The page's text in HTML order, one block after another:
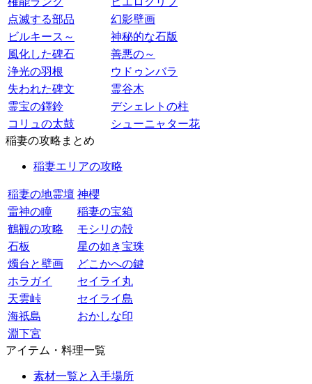
点滅する部品
幻影壁画
ビルキース～
神秘的な石版
風化した碑石
善悪の～
浄光の羽根
ウドゥンバラ
失われた碑文
霊谷木
霊宝の鐸鈴
デシェレトの柱
コリュの太鼓
シューニャター花
稲妻の攻略まとめ
稲妻エリアの攻略
稲妻の地霊壇 神櫻
雷神の瞳
稲妻の宝箱
鶴観の攻略
モシリの殻
石板
星の如き宝珠
燭台と壁画
どこかへの鍵
ホラガイ
セイライ丸
天雲峠
セイライ島
海祇島
おかしな印
淵下宮
アイテム・料理一覧
素材一覧と入手場所